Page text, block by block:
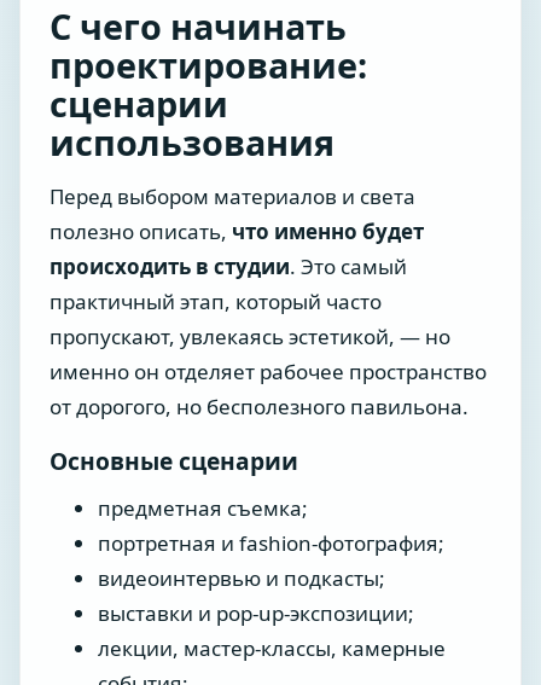
С чего начинать
проектирование:
сценарии
использования
Перед выбором материалов и света
полезно описать, что именно будет
происходить в студии. Это самый
практичный этап, который часто
пропускают, увлекаясь эстетикой, — но
именно он отделяет рабочее пространство
от дорогого, но бесполезного павильона.
Основные сценарии
предметная съемка;
портретная и fashion-фотография;
видеоинтервью и подкасты;
выставки и pop-up-экспозиции;
лекции, мастер-классы, камерные